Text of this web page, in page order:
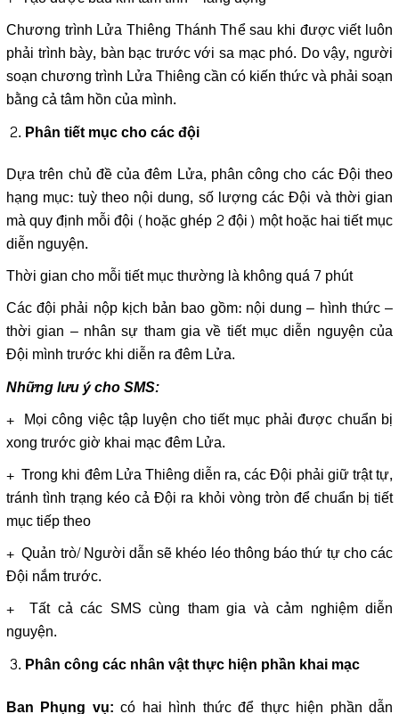
Chương trình Lửa Thiêng Thánh Thể sau khi được viết luôn
phải trình bày, bàn bạc trước với sa mạc phó. Do vậy, người
soạn chương trình Lửa Thiêng cần có kiến thức và phải soạn
bằng cả tâm hồn của mình.
Phân tiết mục cho các đội
Dựa trên chủ đề của đêm Lửa, phân công cho các Đội theo
hạng mục: tuỳ theo nội dung, số lượng các Đội và thời gian
mà quy định mỗi đội (hoặc ghép 2 đội) một hoặc hai tiết mục
diễn nguyện.
Thời gian cho mỗi tiết mục thường là không quá 7 phút
Các đội phải nộp kịch bản bao gồm: nội dung – hình thức –
thời gian – nhân sự tham gia về tiết mục diễn nguyện của
Đội mình trước khi diễn ra đêm Lửa.
Những lưu ý cho SMS:
+ Mọi công việc tập luyện cho tiết mục phải được chuẩn bị
xong trước giờ khai mạc đêm Lửa.
+ Trong khi đêm Lửa Thiêng diễn ra, các Đội phải giữ trật tự,
tránh tình trạng kéo cả Đội ra khỏi vòng tròn để chuẩn bị tiết
mục tiếp theo
+ Quản trò/ Người dẫn sẽ khéo léo thông báo thứ tự cho các
Đội nắm trước.
+ Tất cả các SMS cùng tham gia và cảm nghiệm diễn
nguyện.
Phân công các nhân vật thực hiện phần khai mạc
Ban Phụng vụ: có hai hình thức để thực hiện phần dẫn